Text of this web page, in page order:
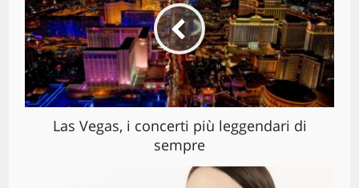
Las Vegas, i concerti più leggendari di
sempre